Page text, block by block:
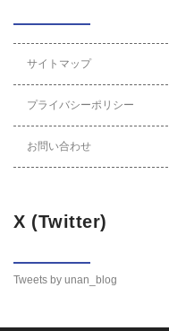
サイトマップ
プライバシーポリシー
お問い合わせ
X (Twitter)
Tweets by unan_blog